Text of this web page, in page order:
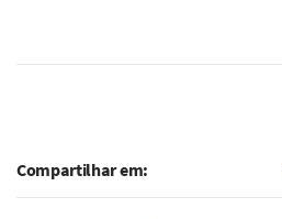
Compartilhar em: